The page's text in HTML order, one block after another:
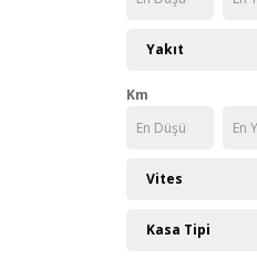
Yakıt
Km
Vites
Kasa Tipi